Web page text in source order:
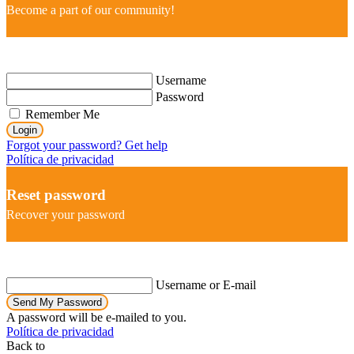
Become a part of our community!
Username
Password
Remember Me
Login
Forgot your password? Get help
Política de privacidad
Reset password
Recover your password
Username or E-mail
Send My Password
A password will be e-mailed to you.
Política de privacidad
Back to